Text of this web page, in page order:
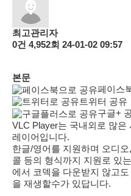
최고관리자
0건 4,952회 24-01-02 09:57
본문
페이스
트위터 공유
구글+
VLC Player는 국내외로 많은
레이어입니다.
한글/영어를 지원하며 오디
콜 등의 형식까지 지원로 있
에서 코덱을 다운받지 않고
을 재생할수가 있답니다.